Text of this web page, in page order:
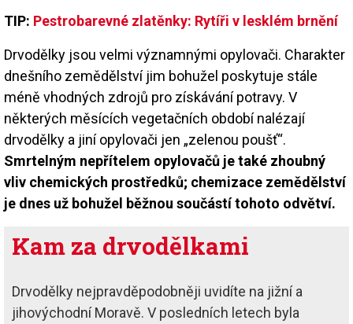
TIP: Pestrobarevné zlatěnky: Rytíři v lesklém brnění
Drvodělky jsou velmi významnými opylovači. Charakter
dnešního zemědělství jim bohužel poskytuje stále
méně vhodných zdrojů pro získávání potravy. V
některých měsících vegetačních období nalézají
drvodělky a jiní opylovači jen „zelenou poušť“.
Smrtelným nepřítelem opylovačů je také zhoubný
vliv chemických prostředků; chemizace zemědělství
je dnes už bohužel běžnou součástí tohoto odvětví.
Kam za drvodělkami
Drvodělky nejpravděpodobněji uvidíte na jižní a
jihovýchodní Moravě. V posledních letech byla